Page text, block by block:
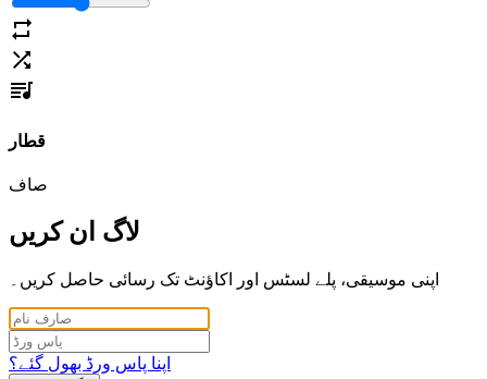
قطار
صاف
لاگ ان کریں
اپنی موسیقی، پلے لسٹس اور اکاؤنٹ تک رسائی حاصل کریں۔
اپنا پاس ورڈ بھول گئے؟